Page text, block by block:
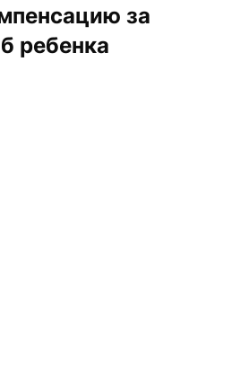
за
ребенка